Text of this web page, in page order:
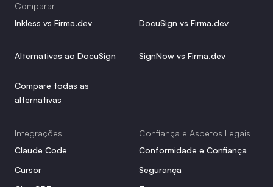
Comparar
Inkless vs Firma.dev
DocuSign vs Firma.dev
Alternativas ao DocuSign SignNow vs Firma.dev
Compare todas as
alternativas
Integrações
Claude Code
Cursor
Confiança e Aspetos Legais
Conformidade e Confiança
Segurança